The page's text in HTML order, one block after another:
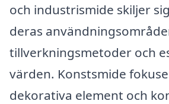
och industrismide skiljer
deras
tillverkningsmetoder och
värden. Konstsmide
dekorativa element och